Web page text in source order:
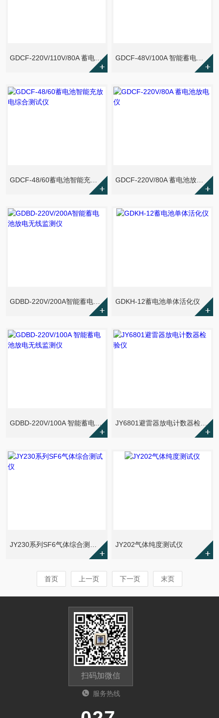
GDCF-220V/110V/80A 蓄电池充放电测试仪 GDCF-48V/100A 智能蓄电池充放电综合测试仪
GDKH-12蓄电池单体活化仪
GDBD-220V/100A 智能蓄电池放电无线监测仪 JY6801避雷器放电计数器检验仪
JY230系列SF6气体综合测试仪 JY202气体纯度测试仪
首页 上一页 下一页 末页
扫码加微信
服务热线